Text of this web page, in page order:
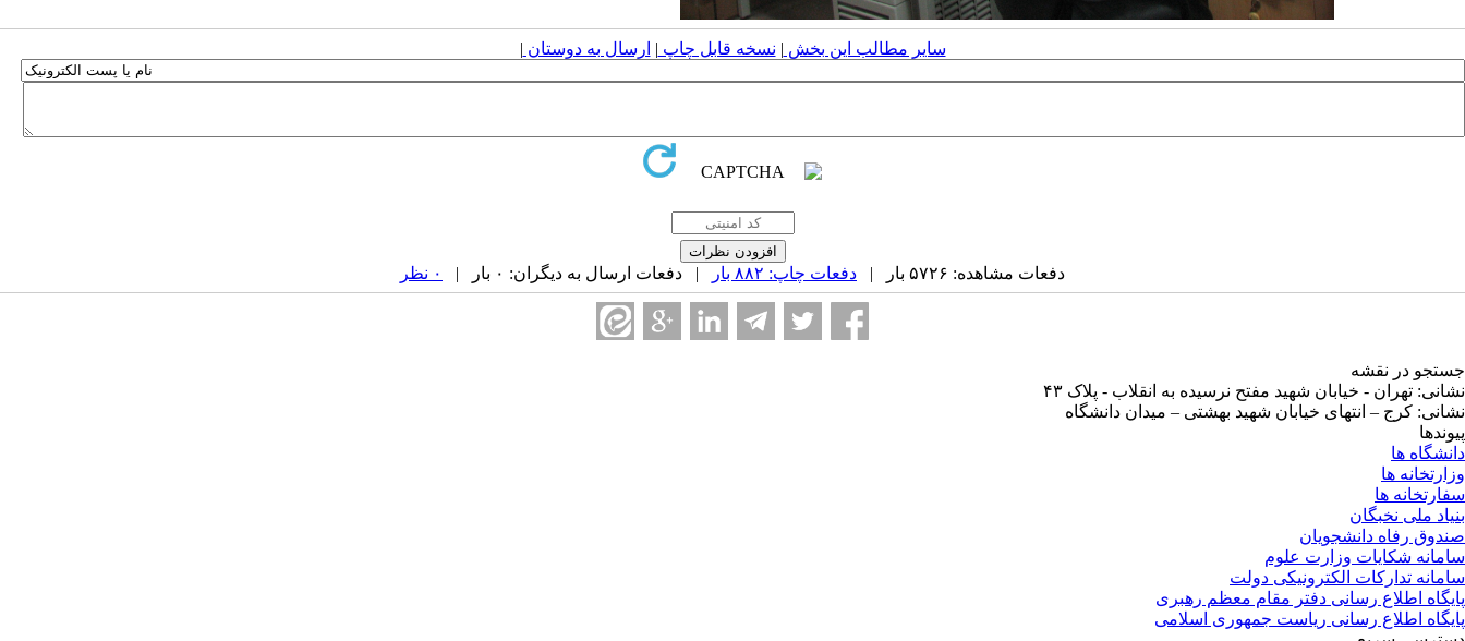
سایر مطالب این بخش | نسخه قابل چاپ | ارسال به دوستان |
دفعات مشاهده: ۵۷۲۶ بار | دفعات چاپ: ۸۸۲ بار | دفعات ارسال به دیگران: ۰ بار | ۰ نظر
جستجو در نقشه
نشانی: تهران - خیابان شهید مفتح نرسیده به انقلاب - پلاک ۴۳
نشانی: کرج – انتهای خیابان شهید بهشتی – میدان دانشگاه
پیوندها
دانشگاه ها
وزارتخانه ها
سفارتخانه ها
بنیاد ملی نخبگان
صندوق رفاه دانشجویان
سامانه شکایات وزارت علوم
سامانه تدارکات الکترونیکی دولت
پایگاه اطلاع رسانی دفتر مقام معظم رهبری
پایگاه اطلاع رسانی ریاست جمهوری اسلامی